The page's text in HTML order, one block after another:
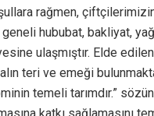
rağmen,
geneli hububat, bakliyat,
ulaşmıştır. Elde
teri ve emeği
temeli tarımdır.”